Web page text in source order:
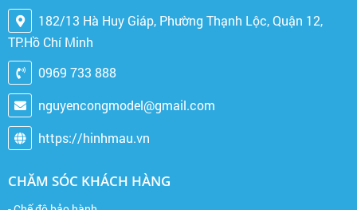
182/13 Hà Huy Giáp, Phường Thạnh Lộc, Quận 12,
TP.Hồ Chí Minh
0969 733 888
nguyencongmodel@gmail.com
https://hinhmau.vn
CHĂM SÓC KHÁCH HÀNG